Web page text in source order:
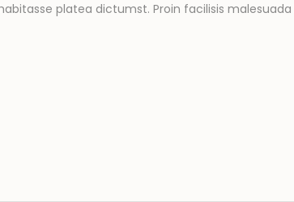
platea dictumst. Proin facilisis